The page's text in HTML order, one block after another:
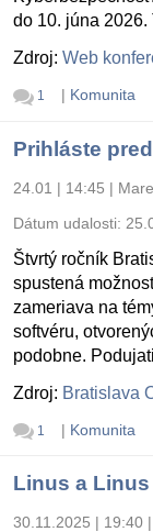
do 10. júna 2026.
Zdroj: Web
1 | Komunita
Prihláste
24.01 | 14:45 |
Dátum udalosti:
Štvrtý ročník
spustená
zameriava na
softvéru,
podobne.
Zdroj: Bratislava
1 | Komunita
Linus a Linus
30.11.2025 | 19:40 |